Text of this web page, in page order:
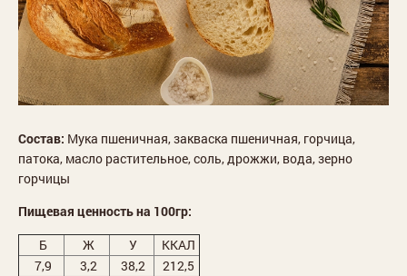
Состав: Мука пшеничная, закваска пшеничная, горчица,
патока, масло растительное, соль, дрожжи, вода, зерно
горчицы
Пищевая ценность на 100гр:
Б
Ж У
ККАЛ
7,9
3,2 38,2 212,5